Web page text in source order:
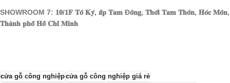
SHOWROOM 7: 𝟏𝟎/𝟏𝐅 𝐓𝐨̂ 𝐊𝐲́, 𝐚̂́𝐩 𝐓𝐚𝐦 Đ𝐨̂𝐧𝐠, 𝐓𝐡𝐨̛́𝐢 𝐓𝐚𝐦 𝐓𝐡𝐨̂𝐧, 𝐇𝐨́𝐜 𝐌𝐨̂𝐧,
𝐓𝐡𝐚̀𝐧𝐡 𝐩𝐡𝐨̂́ 𝐇𝐨̂̀ 𝐂𝐡𝐢́ 𝐌𝐢𝐧𝐡
cửa gỗ công nghiệpcửa gỗ công nghiệp giá rẻ